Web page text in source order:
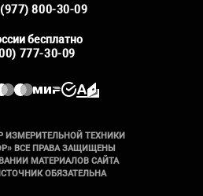
800-30-09
бесплатно
777-30-09
ИЗМЕРИТЕЛЬНОЙ ТЕХНИКИ
ВСЕ ПРАВА ЗАЩИЩЕНЫ
МАТЕРИАЛОВ САЙТА
ОБЯЗАТЕЛЬНА